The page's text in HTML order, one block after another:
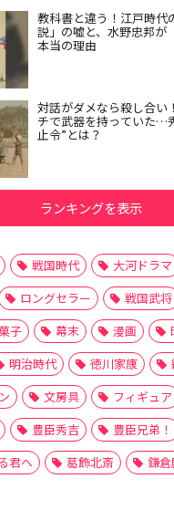
教科書と違う！江戸時代
説」の嘘と、水野忠邦が
本当の理由
対話がダメなら殺し合い
チで武器を持っていた…
止令”とは？
ランキングを表示
戦国時代 大河ドラマ
ロングセラー 戦国武将
子 幕末 漫画
明治時代 徳川家康
文房具 フィギュア
豊臣秀吉 豊臣兄弟！
君へ
葛飾北斎 鎌倉